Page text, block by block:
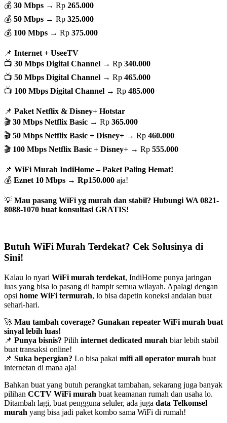
💰 30 Mbps → Rp 265.000
💰 50 Mbps → Rp 325.000
💰 100 Mbps → Rp 375.000
📌 Internet + UseeTV
📺 30 Mbps Digital Channel → Rp 340.000
📺 50 Mbps Digital Channel → Rp 465.000
📺 100 Mbps Digital Channel → Rp 485.000
📌 Paket Netflix & Disney+ Hotstar
🎬 30 Mbps Netflix Basic → Rp 365.000
🎬 50 Mbps Netflix Basic + Disney+ → Rp 460.000
🎬 100 Mbps Netflix Basic + Disney+ → Rp 555.000
📌 WiFi Murah IndiHome – Paket Paling Hemat!
💰 Eznet 10 Mbps → Rp150.000 aja!
💡 Mau pasang WiFi yg murah dan stabil? Hubungi WA 0821-
8088-1070 buat konsultasi GRATIS!
Butuh WiFi Murah Terdekat? Cek Solusinya di
Sini!
Kalau lo nyari WiFi murah terdekat, IndiHome punya jaringan
luas yang bisa lo pasang di hampir semua wilayah. Apalagi dengan
opsi home WiFi termurah, lo bisa dapetin koneksi andalan buat
sehari-hari.
🚀 Mau tambah coverage? Gunakan repeater WiFi murah buat
sinyal lebih luas!
📌 Punya bisnis? Pilih internet dedicated murah biar lebih stabil
buat transaksi online!
📌 Suka bepergian? Lo bisa pakai mifi all operator murah buat
internetan di mana aja!
Bahkan buat yang butuh perangkat tambahan, sekarang juga banyak
pilihan CCTV WiFi murah buat keamanan rumah dan usaha lo.
Ditambah lagi, buat pengguna seluler, ada juga data Telkomsel
murah yang bisa jadi paket kombo sama WiFi di rumah!